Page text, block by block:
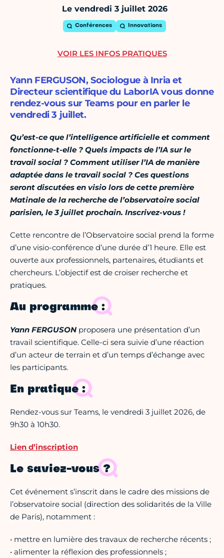
Le vendredi 3 juillet 2026
Conférences Innovations
Yann FERGUSON, Sociologue à Inria et
Directeur scientifique du LaborIA vous donne
rendez-vous sur Teams pour en parler le
vendredi 3 juillet.
Qu’est-ce que l’intelligence artificielle et comment
fonctionne-t-elle ? Quels impacts de l’IA sur le
travail social ? Comment utiliser l’IA de manière
adaptée dans le travail social ? Ces questions
seront discutées en visio lors de cette première
Matinale de la recherche de l’observatoire social
parisien, le 3 juillet prochain. Inscrivez-vous !
Cette rencontre de l’Observatoire social prend la forme
d’une visio-conférence d’une durée d’1 heure. Elle est
ouverte aux professionnels, partenaires, étudiants et
chercheurs. L’objectif est de croiser recherche et
pratiques.
Au programme :
Yann FERGUSON proposera une présentation d’un
travail scientifique. Celle-ci sera suivie d’une réaction
d’un acteur de terrain et d’un temps d’échange avec
les participants.
En pratique :
Rendez-vous sur Teams, le vendredi 3 juillet 2026, de
9h30 à 10h30.
Lien d’inscription
Le saviez-vous ?
Cet événement s’inscrit dans le cadre des missions de
l’observatoire social (direction des solidarités de la Ville
de Paris), notamment :
• mettre en lumière des travaux de recherche récents ;
• alimenter la réflexion des professionnels ;
VOIR LES INFOS PRATIQUES